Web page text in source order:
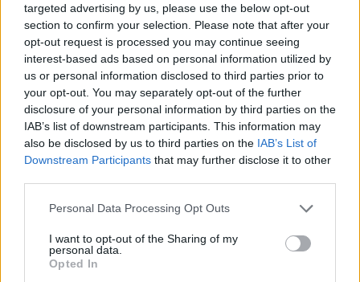
targeted advertising by us, please use the below opt-out
section to confirm your selection. Please note that after your
opt-out request is processed you may continue seeing
interest-based ads based on personal information utilized by
us or personal information disclosed to third parties prior to
your opt-out. You may separately opt-out of the further
disclosure of your personal information by third parties on the
IAB’s list of downstream participants. This information may
also be disclosed by us to third parties on the IAB’s List of
Downstream Participants that may further disclose it to other
Personal Data Processing Opt Outs
I want to opt-out of the Sharing of my
personal data.
Opted In
Τέλος το πιο… hot θέμα των Ολυμπιακών Αγώνων
ήταν η αποχώρηση της Σιμόν Μπάιλς από το
ομαδικό και από μια σειρά τελικούς ατομικών
επιστροφή της, που συνοδεύτηκε με το χάλκινο στη
δοκό ισορροπίας. Η Αμερικανίδα σούπερ σταρ της